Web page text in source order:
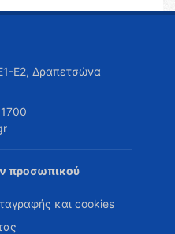
Ε2, Δραπετσώνα
προσωπικού
και cookies